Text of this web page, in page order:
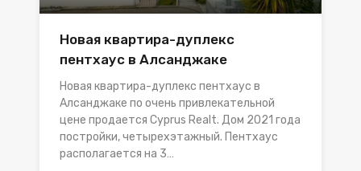
Новая квартира-дуплекс
пентхаус в Алсанджаке
Новая квартира-дуплекс пентхаус в
Алсанджаке по очень привлекательной
цене продается Cyprus Realt. Дом 2021 года
постройки, четырехэтажный. Пентхаус
располагается на 3…